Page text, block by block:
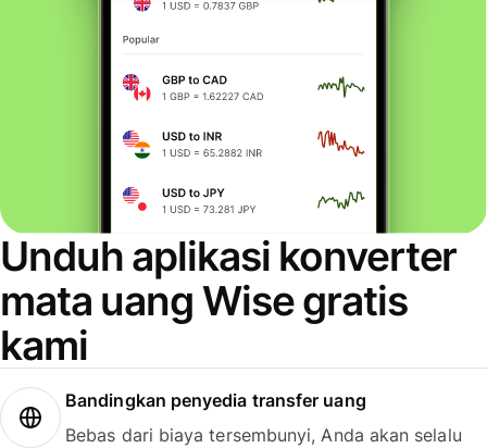
Unduh aplikasi konverter
mata uang Wise gratis
kami
Bandingkan penyedia transfer uang
Bebas dari biaya tersembunyi, Anda akan selalu